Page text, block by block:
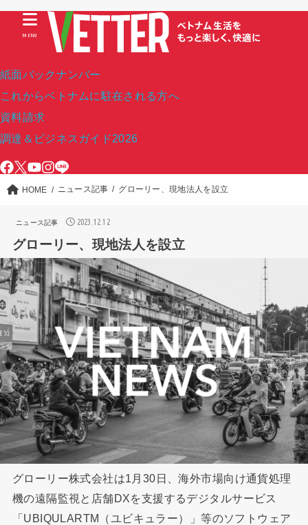
紙面バックナンバー
これからベトナムに駐在される方へ
資料請求
調達＆ビジネスガイド2026
MENU
HOME ニュース記事 グローリー、現地法人を設立
ニュース記事 2023.12.12
グローリー、現地法人を設立
グローリー株式会社は1月30日、海外市場向け通貨処理
機の遠隔監視と店舗DXを支援するデジタルサービス
「UBIQULARTM（ユビキュラー）」等のソフトウェア